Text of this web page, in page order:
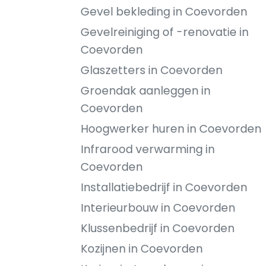
Gevel bekleding in Coevorden
Gevelreiniging of -renovatie in
Coevorden
Glaszetters in Coevorden
Groendak aanleggen in
Coevorden
Hoogwerker huren in Coevorden
Infrarood verwarming in
Coevorden
Installatiebedrijf in Coevorden
Interieurbouw in Coevorden
Klussenbedrijf in Coevorden
Kozijnen in Coevorden